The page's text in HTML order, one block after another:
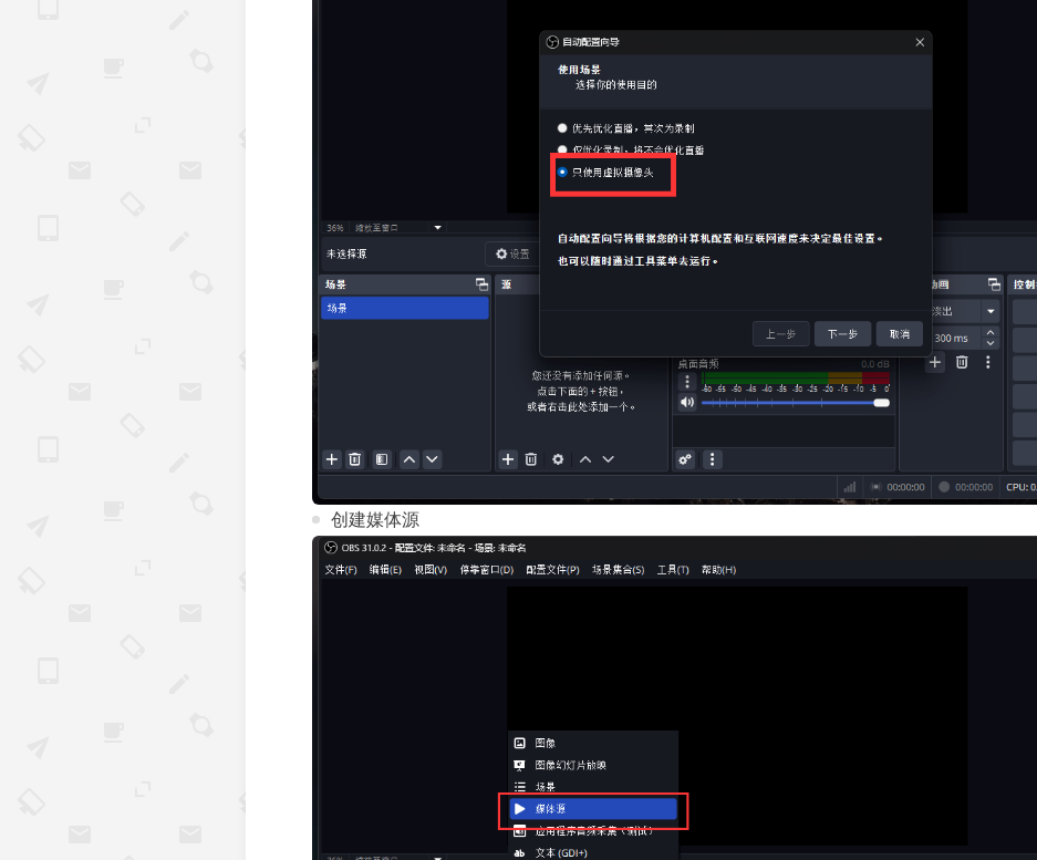
创建媒体源